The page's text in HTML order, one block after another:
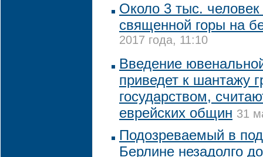
Около 3 тыс. человек
священной горы на
2017 года, 11:10
Введение
приведет к шантажу
государством,
еврейских общин 31
Подозреваемый в
Берлине незадолго